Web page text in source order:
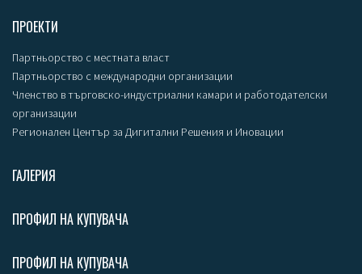
ПРОЕКТИ
Партньорство с местната власт
Партньорство с международни организации
Членство в търговско-индустриални камари и работодателски
организации
Регионален Център за Дигитални Решения и Иновации
ГАЛЕРИЯ
ПРОФИЛ НА КУПУВАЧА
ПРОФИЛ НА КУПУВАЧА